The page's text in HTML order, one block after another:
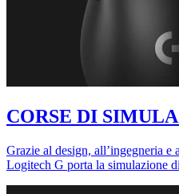
CORSE DI
Grazie al design, all’ingegneria e
Logitech G porta la simulazione